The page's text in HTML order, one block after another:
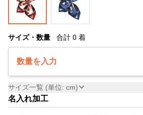
サイズ・数量 合計 0 着
数量を入力
サイズ一覧 (単位: cm)
名入れ加工